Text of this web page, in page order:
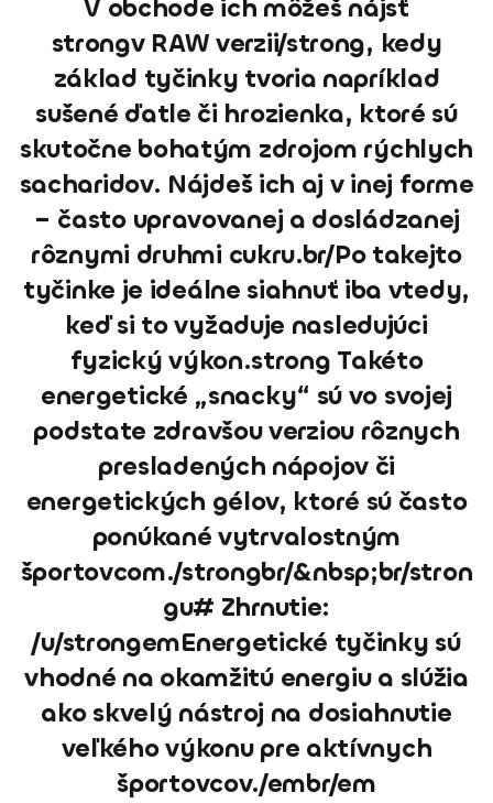
V obchode ich môžeš nájsť
strongv RAW verzii/strong, kedy
základ tyčinky tvoria napríklad
sušené ďatle či hrozienka, ktoré sú
skutočne bohatým zdrojom rýchlych
sacharidov. Nájdeš ich aj v inej forme
– často upravovanej a dosládzanej
rôznymi druhmi cukru.br/Po takejto
tyčinke je ideálne siahnuť iba vtedy,
keď si to vyžaduje nasledujúci
fyzický výkon.strong Takéto
energetické „snacky“ sú vo svojej
podstate zdravšou verziou rôznych
presladených nápojov či
energetických gélov, ktoré sú často
ponúkané vytrvalostným
športovcom./strongbr/&nbsp;br/stron
gu# Zhrnutie:
/u/strongemEnergetické tyčinky sú
vhodné na okamžitú energiu a slúžia
ako skvelý nástroj na dosiahnutie
veľkého výkonu pre aktívnych
športovcov./embr/em